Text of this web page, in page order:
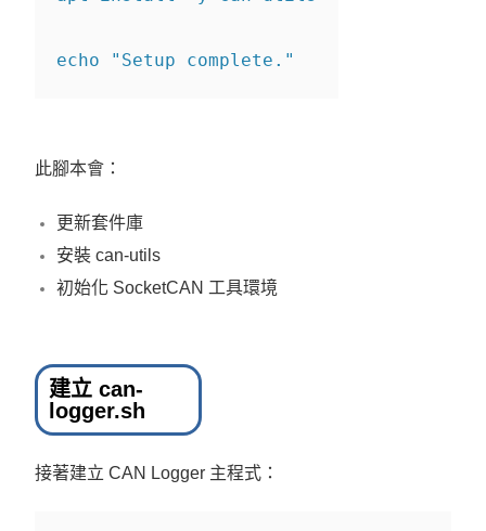
echo "Setup complete."
此腳本會：
更新套件庫
安裝 can-utils
初始化 SocketCAN 工具環境
建立 can-
logger.sh
接著建立 CAN Logger 主程式：